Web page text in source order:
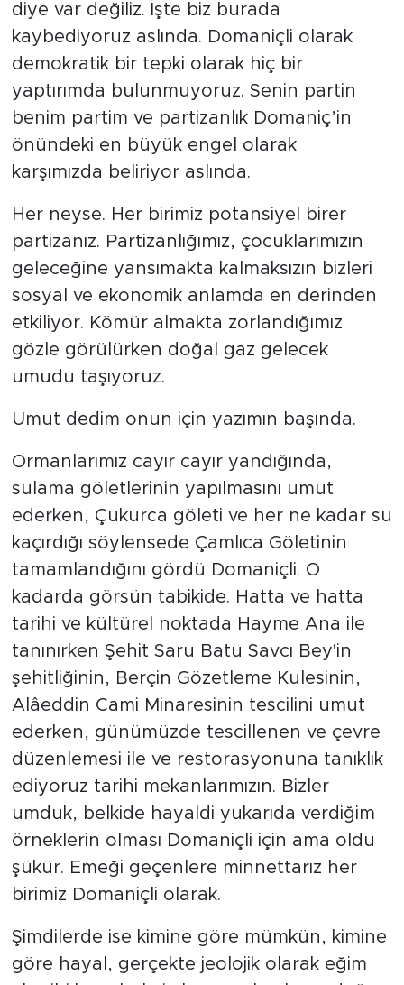
diye var değiliz. İşte biz burada
kaybediyoruz aslında. Domaniçli olarak
demokratik bir tepki olarak hiç bir
yaptırımda bulunmuyoruz. Senin partin
benim partim ve partizanlık Domaniç’in
önündeki en büyük engel olarak
karşımızda beliriyor aslında.
Her neyse. Her birimiz potansiyel birer
partizanız. Partizanlığımız, çocuklarımızın
geleceğine yansımakta kalmaksızın bizleri
sosyal ve ekonomik anlamda en derinden
etkiliyor. Kömür almakta zorlandığımız
gözle görülürken doğal gaz gelecek
umudu taşıyoruz.
Umut dedim onun için yazımın başında.
Ormanlarımız cayır cayır yandığında,
sulama göletlerinin yapılmasını umut
ederken, Çukurca göleti ve her ne kadar su
kaçırdığı söylensede Çamlıca Göletinin
tamamlandığını gördü Domaniçli. O
kadarda görsün tabikide. Hatta ve hatta
tarihi ve kültürel noktada Hayme Ana ile
tanınırken Şehit Saru Batu Savcı Bey'in
şehitliğinin, Berçin Gözetleme Kulesinin,
Alâeddin Cami Minaresinin tescilini umut
ederken, günümüzde tescillenen ve çevre
düzenlemesi ile ve restorasyonuna tanıklık
ediyoruz tarihi mekanlarımızın. Bizler
umduk, belkide hayaldi yukarıda verdiğim
örneklerin olması Domaniçli için ama oldu
şükür. Emeği geçenlere minnettarız her
birimiz Domaniçli olarak.
Şimdilerde ise kimine göre mümkün, kimine
göre hayal, gerçekte jeolojik olarak eğim